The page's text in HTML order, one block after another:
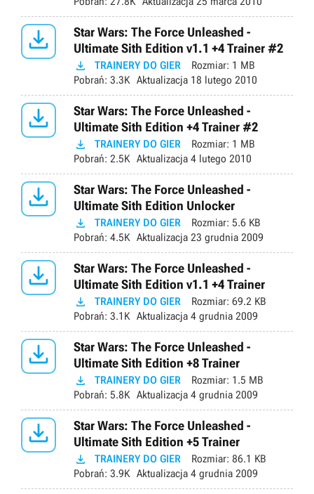

Star Wars: The Force Unleashed -
Ultimate Sith Edition v1.1 +4 Trainer #2
 TRAINERY DO GIER Rozmiar: 1 MB
Pobrań: 3.3K Aktualizacja 18 lutego 2010

Star Wars: The Force Unleashed -
Ultimate Sith Edition +4 Trainer #2
 TRAINERY DO GIER Rozmiar: 1 MB
Pobrań: 2.5K Aktualizacja 4 lutego 2010

Star Wars: The Force Unleashed -
Ultimate Sith Edition Unlocker
 TRAINERY DO GIER Rozmiar: 5.6 KB
Pobrań: 4.5K Aktualizacja 23 grudnia 2009

Star Wars: The Force Unleashed -
Ultimate Sith Edition v1.1 +4 Trainer
 TRAINERY DO GIER Rozmiar: 69.2 KB
Pobrań: 3.1K Aktualizacja 4 grudnia 2009

Star Wars: The Force Unleashed -
Ultimate Sith Edition +8 Trainer
 TRAINERY DO GIER Rozmiar: 1.5 MB
Pobrań: 5.8K Aktualizacja 4 grudnia 2009

Star Wars: The Force Unleashed -
Ultimate Sith Edition +5 Trainer
 TRAINERY DO GIER Rozmiar: 86.1 KB
Pobrań: 3.9K Aktualizacja 4 grudnia 2009